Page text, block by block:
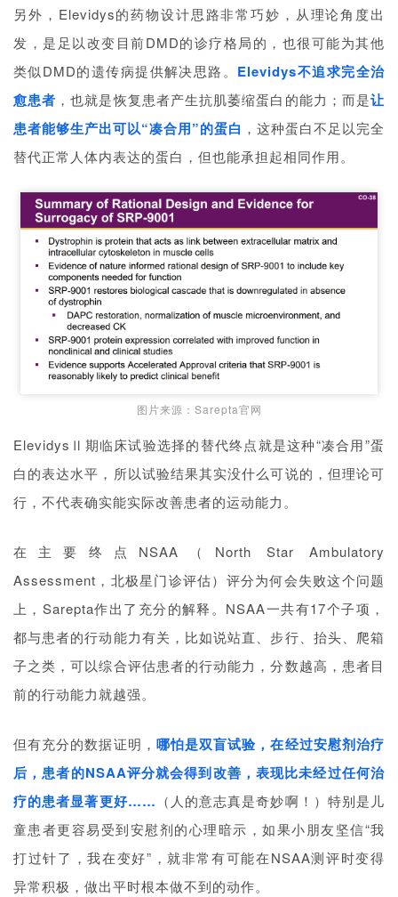
另外，Elevidys的药物设计思路非常巧妙，从理论角度出
发，是足以改变目前DMD的诊疗格局的，也很可能为其他
类似DMD的遗传病提供解决思路。 Elevidys不追求完全治
愈患者 ，也就是恢复患者产生抗肌萎缩蛋白的能力；而是让
患者能够生产出可以“凑合用”的蛋白 ，这种蛋白不足以完全
替代正常人体内表达的蛋白，但也能承担起相同作用。
图片来源：Sarepta官网
ElevidysⅡ期临床试验选择的替代终点就是这种“凑合用”蛋
白的表达水平，所以试验结果其实没什么可说的，但理论可
行，不代表确实能实际改善患者的运动能力。
在主要终点NSAA（North Star Ambulatory
Assessment，北极星门诊评估）评分为何会失败这个问题
上，Sarepta作出了充分的解释。NSAA一共有17个子项，
都与患者的行动能力有关，比如说站直、步行、抬头、爬箱
子之类，可以综合评估患者的行动能力，分数越高，患者目
前的行动能力就越强。
但有充分的数据证明， 哪怕是双盲试验，在经过安慰剂治疗
后，患者的NSAA评分就会得到改善，表现比未经过任何治
疗的患者显著更好…… （人的意志真是奇妙啊！）特别是儿
童患者更容易受到安慰剂的心理暗示，如果小朋友坚信“我
打过针了，我在变好”，就非常有可能在NSAA测评时变得
异常积极，做出平时根本做不到的动作。